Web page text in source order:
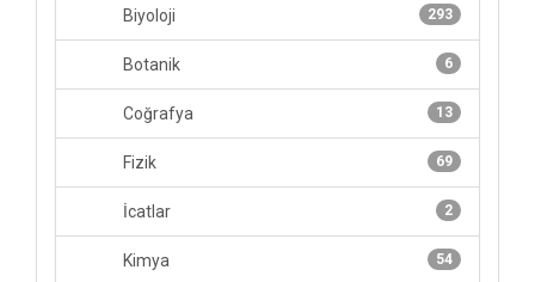
293
Biyoloji
6
Botanik
13
Coğrafya
69
Fizik
2
İcatlar
54
Kimya